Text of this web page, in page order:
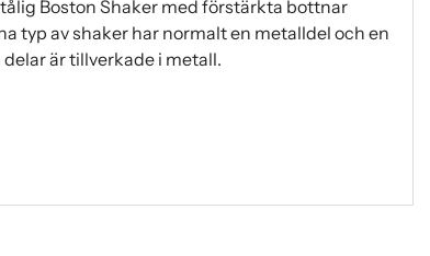
Boston Shaker med förstärkta bottnar
typ av shaker har normalt en metalldel och en
är tillverkade i metall.